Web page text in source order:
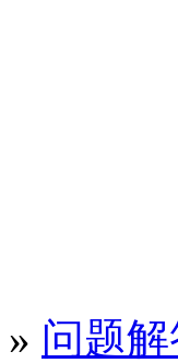
» 问题